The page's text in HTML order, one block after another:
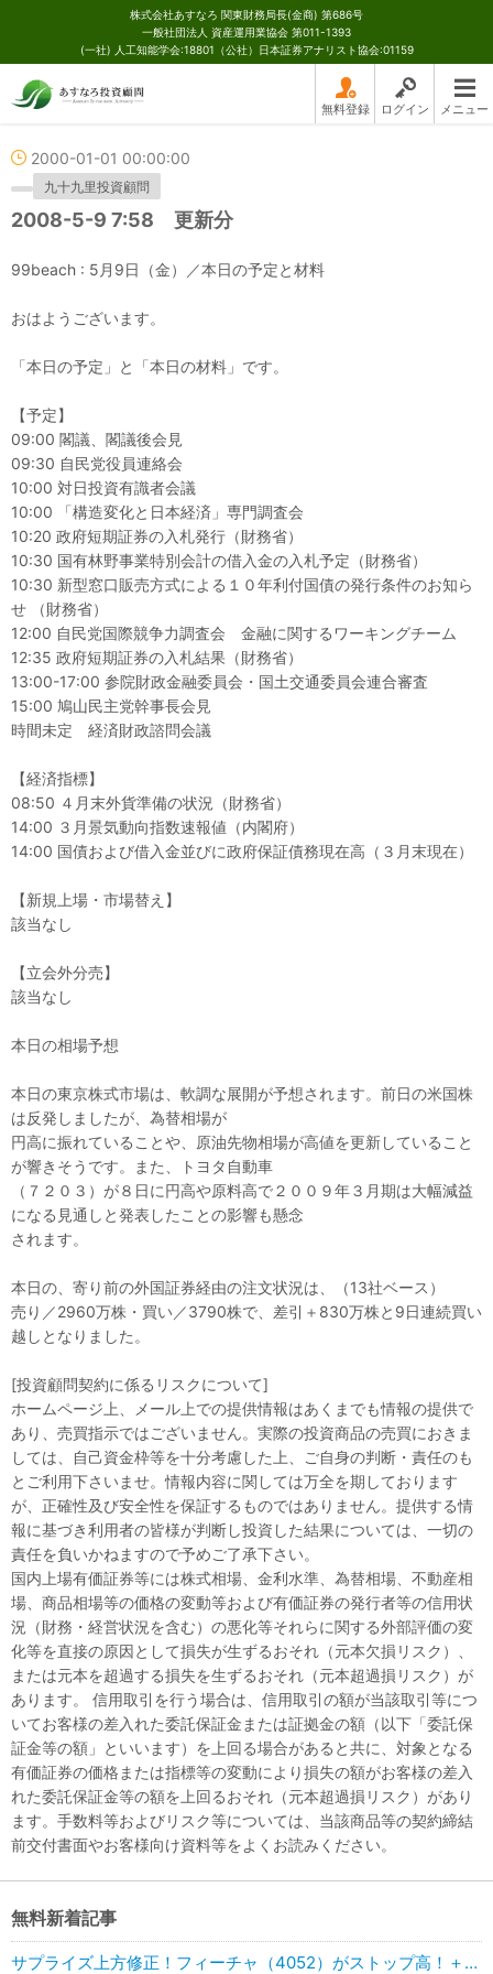
株式会社あすなろ 関東財務局長(金商) 第686号
一般社団法人 資産運用業協会 第011-1393
(一社) 人工知能学会:18801（公社）日本証券アナリスト協会:01159
無料登録 ログイン メニュー
2000-01-01 00:00:00
九十九里投資顧問
2008-5-9 7:58 更新分
99beach : 5月9日（金）／本日の予定と材料
おはようございます。
「本日の予定」と「本日の材料」です。
【予定】
09:00 閣議、閣議後会見
09:30 自民党役員連絡会
10:00 対日投資有識者会議
10:00 「構造変化と日本経済」専門調査会
10:20 政府短期証券の入札発行（財務省）
10:30 国有林野事業特別会計の借入金の入札予定（財務省）
10:30 新型窓口販売方式による１０年利付国債の発行条件のお知ら
せ （財務省）
12:00 自民党国際競争力調査会 金融に関するワーキングチーム
12:35 政府短期証券の入札結果（財務省）
13:00-17:00 参院財政金融委員会・国土交通委員会連合審査
15:00 鳩山民主党幹事長会見
時間未定 経済財政諮問会議
【経済指標】
08:50 ４月末外貨準備の状況（財務省）
14:00 ３月景気動向指数速報値（内閣府）
14:00 国債および借入金並びに政府保証債務現在高（３月末現在）
【新規上場・市場替え】
該当なし
【立会外分売】
該当なし
本日の相場予想
本日の東京株式市場は、軟調な展開が予想されます。前日の米国株
は反発しましたが、為替相場が
円高に振れていることや、原油先物相場が高値を更新していること
が響きそうです。また、トヨタ自動車
（７２０３）が８日に円高や原料高で２００９年３月期は大幅減益
になる見通しと発表したことの影響も懸念
されます。
本日の、寄り前の外国証券経由の注文状況は、（13社ベース）
売り／2960万株・買い／3790株で、差引＋830万株と9日連続買い
越しとなりました。
[投資顧問契約に係るリスクについて]
ホームページ上、メール上での提供情報はあくまでも情報の提供で
あり、売買指示ではございません。実際の投資商品の売買におきま
しては、自己資金枠等を十分考慮した上、ご自身の判断・責任のも
とご利用下さいませ。情報内容に関しては万全を期しております
が、正確性及び安全性を保証するものではありません。提供する情
報に基づき利用者の皆様が判断し投資した結果については、一切の
責任を負いかねますので予めご了承下さい。
国内上場有価証券等には株式相場、金利水準、為替相場、不動産相
場、商品相場等の価格の変動等および有価証券の発行者等の信用状
況（財務・経営状況を含む）の悪化等それらに関する外部評価の変
化等を直接の原因として損失が生ずるおそれ（元本欠損リスク）、
または元本を超過する損失を生ずるおそれ（元本超過損リスク）が
あります。 信用取引を行う場合は、信用取引の額が当該取引等につ
いてお客様の差入れた委託保証金または証拠金の額（以下「委託保
証金等の額」といいます）を上回る場合があると共に、対象となる
有価証券の価格または指標等の変動により損失の額がお客様の差入
れた委託保証金等の額を上回るおそれ（元本超過損リスク）があり
ます。手数料等およびリスク等については、当該商品等の契約締結
前交付書面やお客様向け資料等をよくお読みください。
無料新着記事
サプライズ上方修正！フィーチャ（4052）がストップ高！＋49.35％UP！